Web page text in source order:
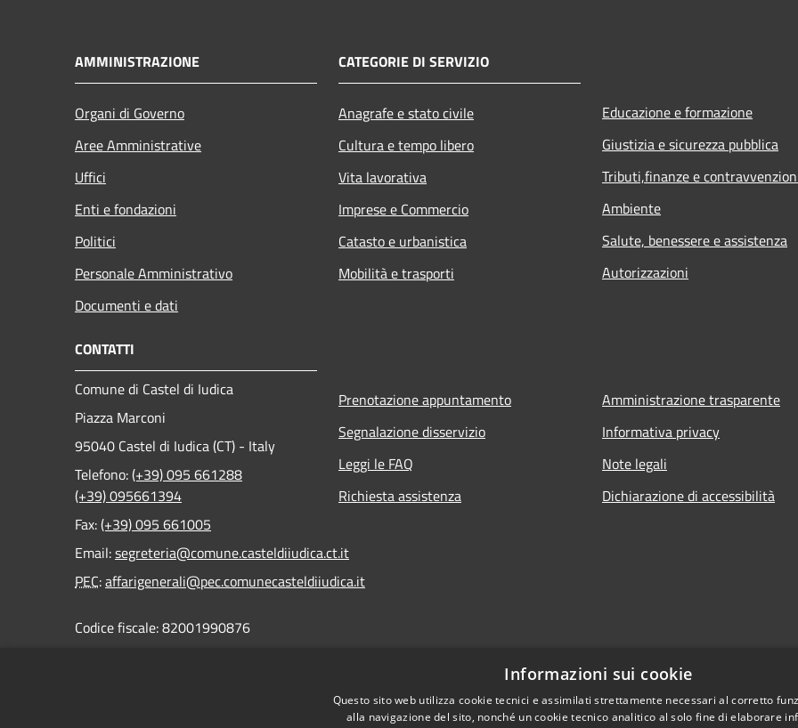
AMMINISTRAZIONE
Organi di Governo
Aree Amministrative
Uffici
Enti e fondazioni
Politici
Personale Amministrativo
Documenti e dati
CATEGORIE DI SERVIZIO
Anagrafe e stato civile
Cultura e tempo libero
Vita lavorativa
Imprese e Commercio
Catasto e urbanistica
Mobilità e trasporti
Educazione e formazione
Giustizia e sicurezza pubblica
Tributi,finanze e
Ambiente
Salute, benessere e assistenza
Autorizzazioni
CONTATTI
Comune di Castel di Iudica
Piazza Marconi
95040 Castel di Iudica (CT) - Italy
Telefono:(+39) 095 661288
(+39) 095661394
Fax:(+39) 095 661005
Email:segreteria@comune.casteldiiudica.ct.it
PEC:affarigenerali@pec.comunecasteldiiudica.it
Codice fiscale: 82001990876
Prenotazione appuntamento
Segnalazione disservizio
Leggi le FAQ
Richiesta assistenza
Amministrazione trasparente
Informativa privacy
Note legali
Dichiarazione di accessibilità
Informazioni sui cookie
Questo sito web utilizza cookie tecnici e assimilati strettamente necessari al corretto
alla navigazione del sito, nonché un cookie tecnico analitico al solo fine di elaborare